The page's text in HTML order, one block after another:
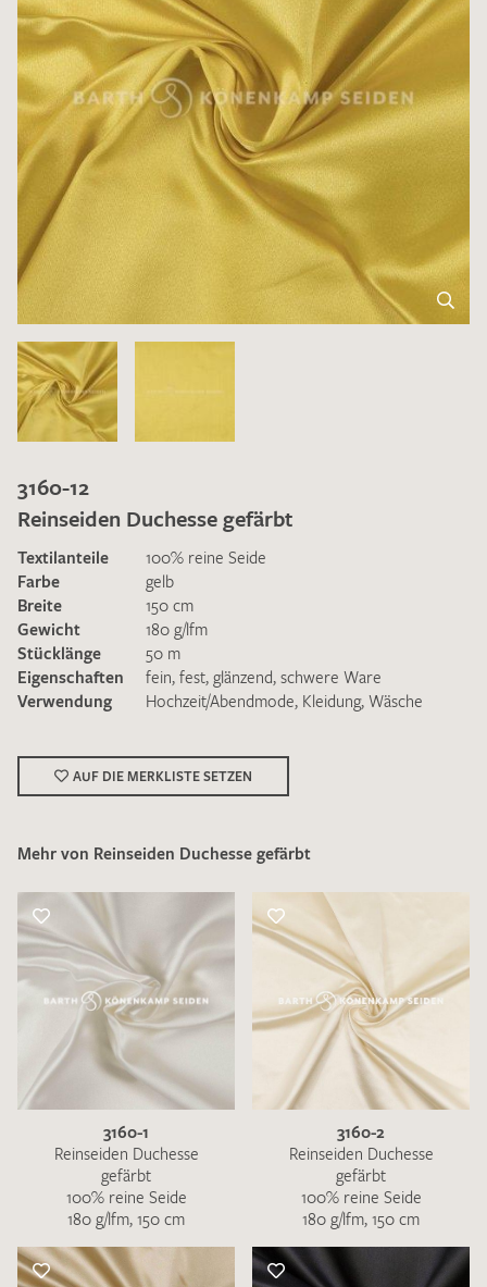
Ich bin damit einverstanden, dass meine angegebenen Daten
zur Beantwortung meiner Musteranfrage genutzt werden.
DieDatenschutzbestimmungenhabe ich zur Kenntnis
genommen und akzeptiere diese.
3160-12
Reinseiden Duchesse gefärbt
Textilanteile
100% reine Seide
Farbe
gelb
Breite
150 cm
Gewicht
180 g/lfm
Stücklänge
50 m
Eigenschaften
fein, fest, glänzend, schwere Ware
Verwendung
Hochzeit/Abendmode, Kleidung, Wäsche
AUF DIE MERKLISTE SETZEN
Mehr von Reinseiden Duchesse gefärbt
3160-1
Reinseiden Duchesse
gefärbt
100% reine Seide
180 g/lfm, 150 cm
3160-2
Reinseiden Duchesse
gefärbt
100% reine Seide
180 g/lfm, 150 cm